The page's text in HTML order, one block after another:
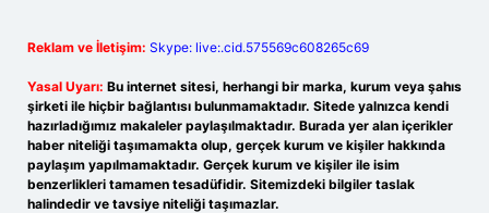
Reklam ve İletişim: Skype: live:.cid.575569c608265c69
Yasal Uyarı: Bu internet sitesi, herhangi bir marka, kurum veya şahıs
şirketi ile hiçbir bağlantısı bulunmamaktadır. Sitede yalnızca kendi
hazırladığımız makaleler paylaşılmaktadır. Burada yer alan içerikler
haber niteliği taşımamakta olup, gerçek kurum ve kişiler hakkında
paylaşım yapılmamaktadır. Gerçek kurum ve kişiler ile isim
benzerlikleri tamamen tesadüfidir. Sitemizdeki bilgiler taslak
halindedir ve tavsiye niteliği taşımazlar.